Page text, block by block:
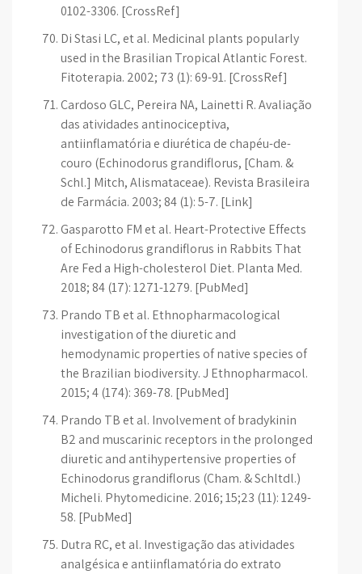
0102-3306. [CrossRef]
Di Stasi LC, et al. Medicinal plants popularly
used in the Brasilian Tropical Atlantic Forest.
Fitoterapia. 2002; 73 (1): 69-91. [CrossRef]
Cardoso GLC, Pereira NA, Lainetti R. Avaliação
das atividades antinociceptiva,
antiinflamatória e diurética de chapéu-de-
couro (Echinodorus grandiflorus, [Cham. &
Schl.] Mitch, Alismataceae). Revista Brasileira
de Farmácia. 2003; 84 (1): 5-7. [Link]
Gasparotto FM et al. Heart-Protective Effects
of Echinodorus grandiflorus in Rabbits That
Are Fed a High-cholesterol Diet. Planta Med.
2018; 84 (17): 1271-1279. [PubMed]
Prando TB et al. Ethnopharmacological
investigation of the diuretic and
hemodynamic properties of native species of
the Brazilian biodiversity. J Ethnopharmacol.
2015; 4 (174): 369-78. [PubMed]
Prando TB et al. Involvement of bradykinin
B2 and muscarinic receptors in the prolonged
diuretic and antihypertensive properties of
Echinodorus grandiflorus (Cham. & Schltdl.)
Micheli. Phytomedicine. 2016; 15;23 (11): 1249-
58. [PubMed]
Dutra RC, et al. Investigação das atividades
analgésica e antiinflamatória do extrato